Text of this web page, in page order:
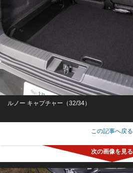
ルノー キャプチャー（32/34）
この記事へ戻る